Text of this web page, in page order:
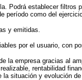
Podrá establecer
período como del
y emitidas.
por el usuario, con
la empresa gracias al
rentabilidad
situación y evolución